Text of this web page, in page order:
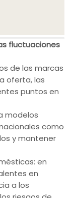
fluctuaciones
de las marcas
oferta, las
puntos en
modelos
como
y mantener
en
en
a los